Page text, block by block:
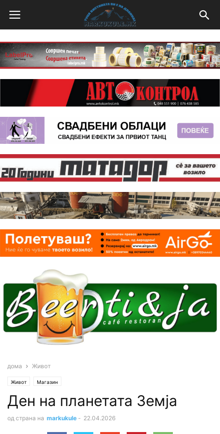
дома Живот
Живот Магазин
Ден на планетата Земја
од страна на markukule - 22.04.2026